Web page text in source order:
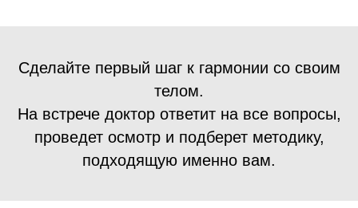
Сделайте первый шаг к гармонии со своим
телом.
На встрече доктор ответит на все вопросы,
проведет осмотр и подберет методику,
подходящую именно вам.